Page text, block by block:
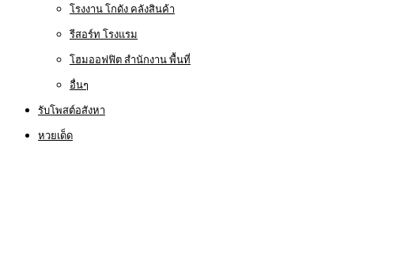
โรงงาน โกดัง คลังสินค้า
รีสอร์ท โรงแรม
โฮมออฟฟิต สำนักงาน พื้นที่
อื่นๆ
รับโพสต์อสังหา
หวยเด็ด